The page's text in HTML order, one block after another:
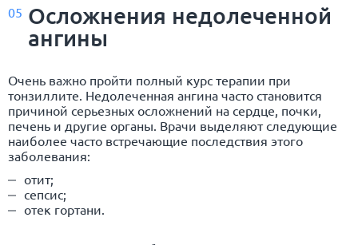
05 Осложнения недолеченной
ангины
Очень важно пройти полный курс терапии при
тонзиллите. Недолеченная ангина часто становится
причиной серьезных осложнений на сердце, почки,
печень и другие органы. Врачи выделяют следующие
наиболее часто встречающие последствия этого
заболевания:
отит;
сепсис;
отек гортани.